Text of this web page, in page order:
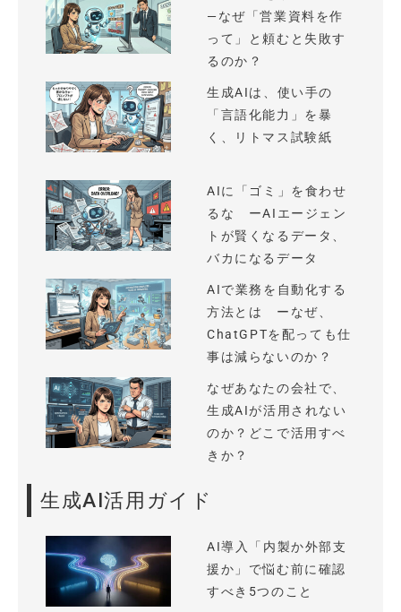
—なぜ「営業資料を作
って」と頼むと失敗す
るのか？
生成AIは、使い手の
「言語化能力」を暴
く、リトマス試験紙
AIに「ゴミ」を食わせ
るな ーAIエージェン
トが賢くなるデータ、
バカになるデータ
AIで業務を自動化する
方法とは ーなぜ、
ChatGPTを配っても仕
事は減らないのか？
なぜあなたの会社で、
生成AIが活用されない
のか？どこで活用すべ
きか？
生成AI活用ガイド
AI導入「内製か外部支
援か」で悩む前に確認
すべき5つのこと